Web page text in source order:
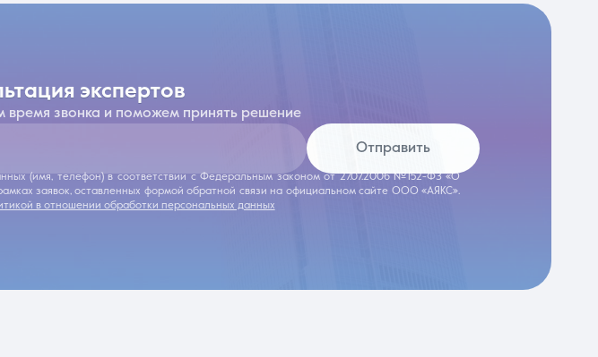
экспертов
звонка и поможем принять решение
Отправить
(имя, телефон) в соответствии с Федеральным законом от 27.07.2006 №152-ФЗ «О
заявок, оставленных формой обратной связи на официальном сайте ООО «АЯКС».
в отношении обработки персональных данных